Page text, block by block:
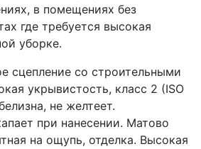
в помещениях без
где требуется высокая
уборке.
сцепление со строительными
укрывистость, класс 2 (ISO
не желтеет.
при нанесении. Матово
на ощупь, отделка. Высокая